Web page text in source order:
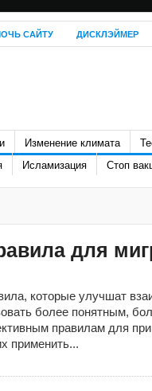
САЙТУ ДИСКЛЭЙМЕР
Изменение климата
Исламизация Стоп
для
которые улучшат
более понятным,
правилам для
применить...